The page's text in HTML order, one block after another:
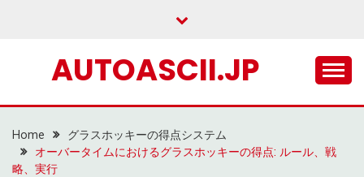
AUTOASCII.JP
Home
グラスホッキーの得点システム
オーバータイムにおけるグラスホッキーの得点: ルール、戦
略、実行